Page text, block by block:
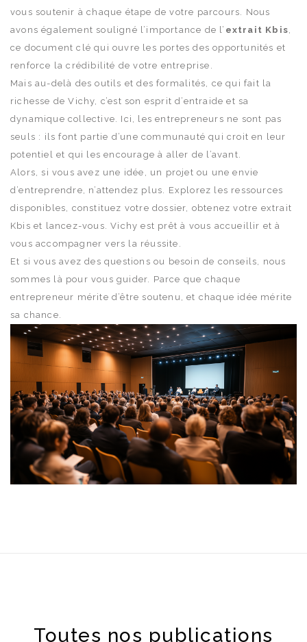
vous soutenir à chaque étape de votre parcours. Nous
avons également souligné l’importance de l’ extrait Kbis
ce document clé qui ouvre les portes des opportunités et
renforce la crédibilité de votre entreprise.
Mais au-delà des outils et des formalités, ce qui fait la
richesse de Vichy, c’est son esprit d’entraide et sa
dynamique collective. Ici, les entrepreneurs ne sont pas
seuls : ils font partie d’une communauté qui croit en leur
potentiel et qui les encourage à aller de l’avant.
Alors, si vous avez une idée, un projet ou une envie
d’entreprendre, n’attendez plus. Explorez les ressources
disponibles, constituez votre dossier, obtenez votre extrait
Kbis et lancez-vous. Vichy est prêt à vous accueillir et à
vous accompagner vers la réussite.
Et si vous avez des questions ou besoin de conseils, nous
sommes là pour vous guider. Parce que chaque
entrepreneur mérite d’être soutenu, et chaque idée mérite
sa chance.
Toutes nos publications